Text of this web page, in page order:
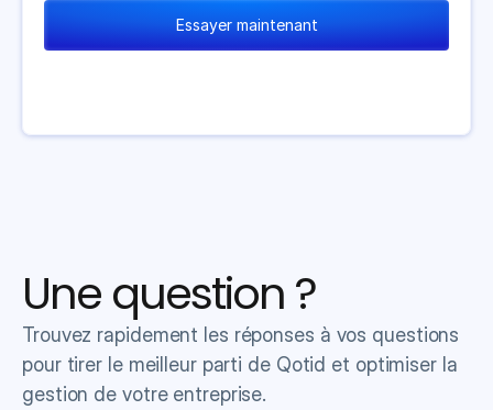
Essayer maintenant
Une question ?
Trouvez rapidement les réponses à vos questions
pour tirer le meilleur parti de Qotid et optimiser la
gestion de votre entreprise.